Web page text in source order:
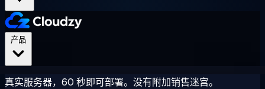
真实服务器，60 秒即可部署。没有附加销售迷宫。